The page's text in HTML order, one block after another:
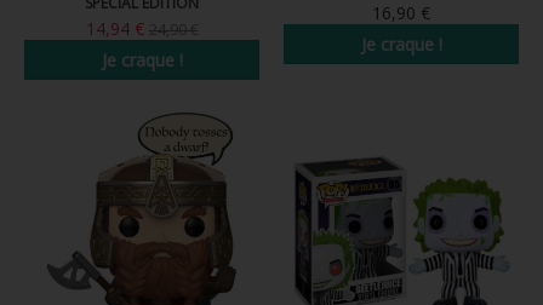
14,94 € 24,90 €
Je craque !
16,90 €
Je craque !